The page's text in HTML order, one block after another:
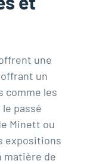
une
un
comme les
passé
Minett ou
expositions
matière de